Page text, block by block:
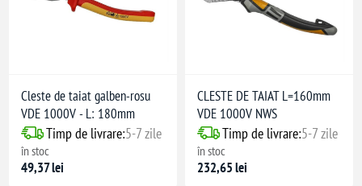
Cleste de taiat galben-rosu
VDE 1000V - L: 180mm
Timp de livrare:5-7 zile
în stoc
49,37 lei
CLESTE DE TAIAT L=160mm
VDE 1000V NWS
Timp de livrare:5-7 zile
în stoc
232,65 lei